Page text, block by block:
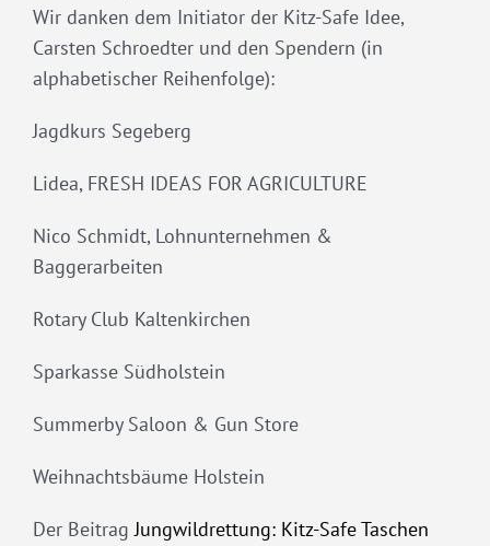
Wir danken dem Initiator der Kitz-Safe Idee,
Carsten Schroedter und den Spendern (in
alphabetischer Reihenfolge):
Jagdkurs Segeberg
Lidea, FRESH IDEAS FOR AGRICULTURE
Nico Schmidt, Lohnunternehmen &
Baggerarbeiten
Rotary Club Kaltenkirchen
Sparkasse Südholstein
Summerby Saloon & Gun Store
Weihnachtsbäume Holstein
Der BeitragJungwildrettung: Kitz-Safe Taschen